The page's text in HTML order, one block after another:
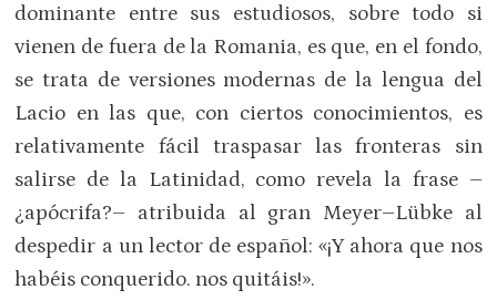
dominante entre sus estudiosos, sobre todo si
vienen de fuera de la Romania, es que, en el fondo,
se trata de versiones modernas de la lengua del
Lacio en las que, con ciertos conocimientos, es
relativamente fácil traspasar las fronteras sin
salirse de la Latinidad, como revela la frase –
¿apócrifa?– atribuida al gran Meyer–Lübke al
despedir a un lector de español: «¡Y ahora que nos
habéis conquerido. nos quitáis!».